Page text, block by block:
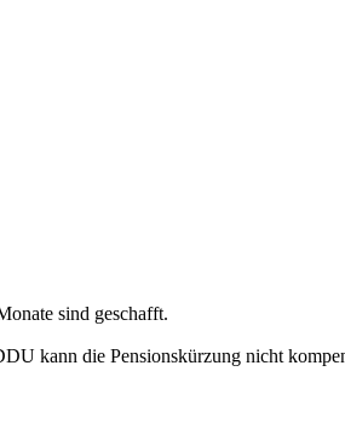
sind geschafft.
kann die Pensionskürzung nicht